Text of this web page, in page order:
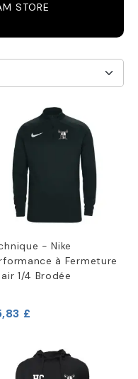
STORE
- Nike
à Fermeture
1/4 Brodée
£